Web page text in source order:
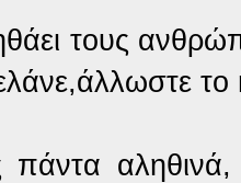
τους
το
αληθινά,